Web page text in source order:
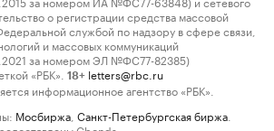
о регистрации средства массовой
службой по надзору в сфере связи,
и массовых коммуникаций
за номером ЭЛ №ФС77-82385)
«РБК».
18+ letters@rbc.ru
информационное агентство «РБК».
Мосбиржа Санкт-Петербургская биржа